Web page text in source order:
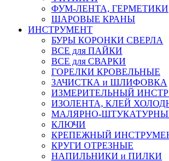
ФУМ-ЛЕНТА, ГЕРМЕТИКИ
ШАРОВЫЕ КРАНЫ
ИНСТРУМЕНТ
БУРЫ КОРОНКИ СВЕРЛА
ВСЕ для ПАЙКИ
ВСЕ для СВАРКИ
ГОРЕЛКИ КРОВЕЛЬНЫЕ
ЗАЧИСТКА и ШЛИФОВКА
ИЗМЕРИТЕЛЬНЫЙ
ИЗОЛЕНТА, КЛЕЙ
МАЛЯРНО-ШТУКАТУРНЫЙ
КЛЮЧИ
КРЕПЕЖНЫЙ
КРУГИ ОТРЕЗНЫЕ
НАПИЛЬНИКИ и ПИЛКИ